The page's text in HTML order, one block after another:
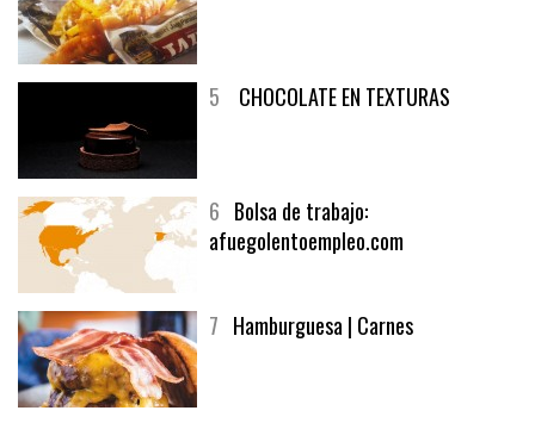
5 CHOCOLATE EN TEXTURAS
6 Bolsa de trabajo:
afuegolentoempleo.com
7 Hamburguesa | Carnes